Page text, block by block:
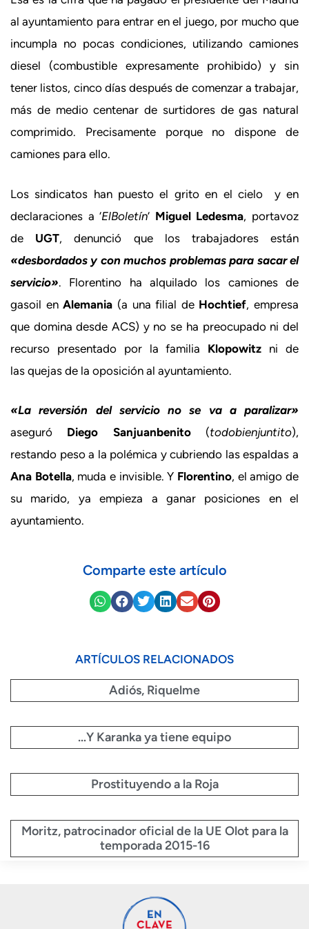
al ayuntamiento para entrar en el juego, por mucho que
incumpla no pocas condiciones, utilizando camiones
diesel (combustible expresamente prohibido) y sin
tener listos, cinco días después de comenzar a trabajar,
más de medio centenar de surtidores de gas natural
comprimido. Precisamente porque no dispone de
camiones para ello.
Los sindicatos han puesto el grito en el cielo y en
declaraciones a ‘ElBoletín‘ Miguel Ledesma, portavoz
de UGT, denunció que los trabajadores están
«desbordados y con muchos problemas para sacar el
servicio». Florentino ha alquilado los camiones de
gasoil enAlemania (a una filial de Hochtief, empresa
que domina desde ACS) y no se ha preocupado ni del
recurso presentado por la familia Klopowitz ni de
las quejas de la oposición al ayuntamiento.
«La reversión del servicio no se va a paralizar»
aseguró Diego Sanjuanbenito(todobienjuntito),
restando peso a la polémica y cubriendo las espaldas a
Ana Botella, muda e invisible. Y Florentino, el amigo de
su marido, ya empieza a ganar posiciones en el
ayuntamiento.
Comparte este artículo
ARTÍCULOS RELACIONADOS
Adiós, Riquelme
…Y Karanka ya tiene equipo
Prostituyendo a la Roja
Moritz, patrocinador oficial de la UE Olot para la
temporada 2015-16